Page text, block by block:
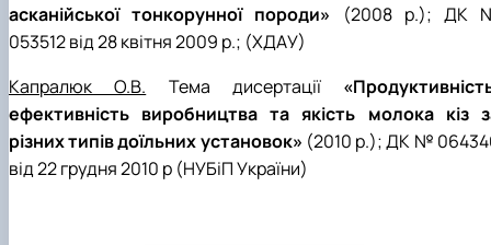
асканійської тонкорунної породи» (2008 р.); ДК
053512 від 28 квітня 2009 р.; (ХДАУ)
Капралюк О.В. Тема дисертації
ефективність виробництва та якість молока кіз
різних типів доїльних установок» (2010 р.); ДК №
від 22 грудня 2010 р (НУБіП України)